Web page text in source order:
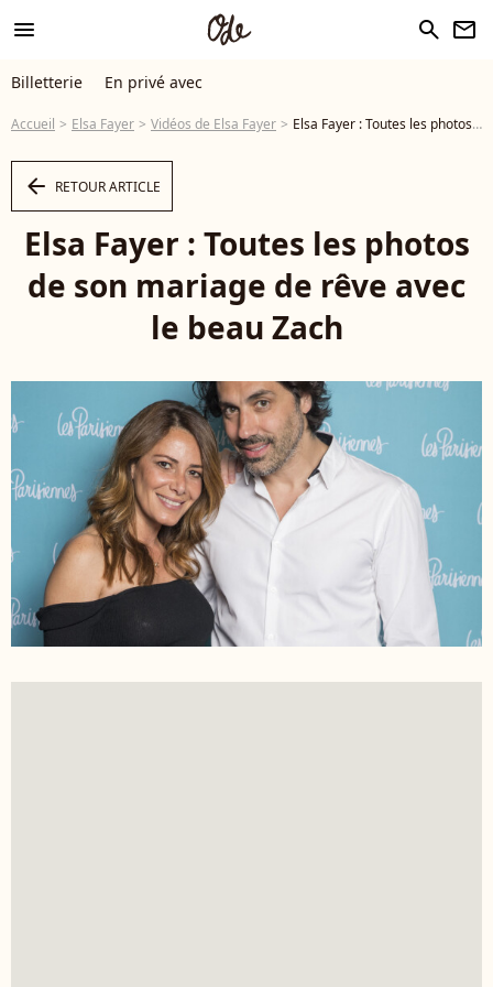
menu search newsletter
Billetterie En privé avec
Accueil Elsa Fayer Vidéos de Elsa Fayer Elsa Fayer : Toutes les photos de son mariage de rêve avec le beau Zach - Vidéo
arrow_left RETOUR ARTICLE
Elsa Fayer : Toutes les photos
de son mariage de rêve avec
le beau Zach